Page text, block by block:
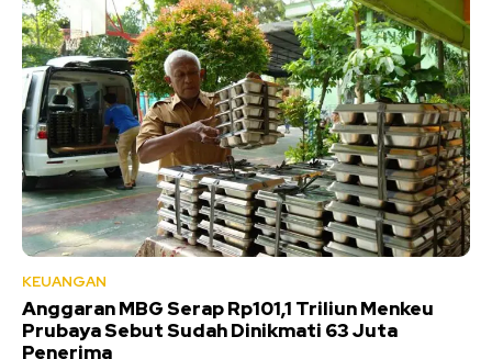
KEUANGAN
Anggaran MBG Serap Rp101,1 Triliun Menkeu
Prubaya Sebut Sudah Dinikmati 63 Juta
Penerima